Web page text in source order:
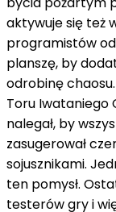
aktywuje się też
programistów
planszę, by
odrobinę
Toru Iwataniego
nalegał, by
zasugerował
sojusznikami.
ten pomysł.
testerów gry i